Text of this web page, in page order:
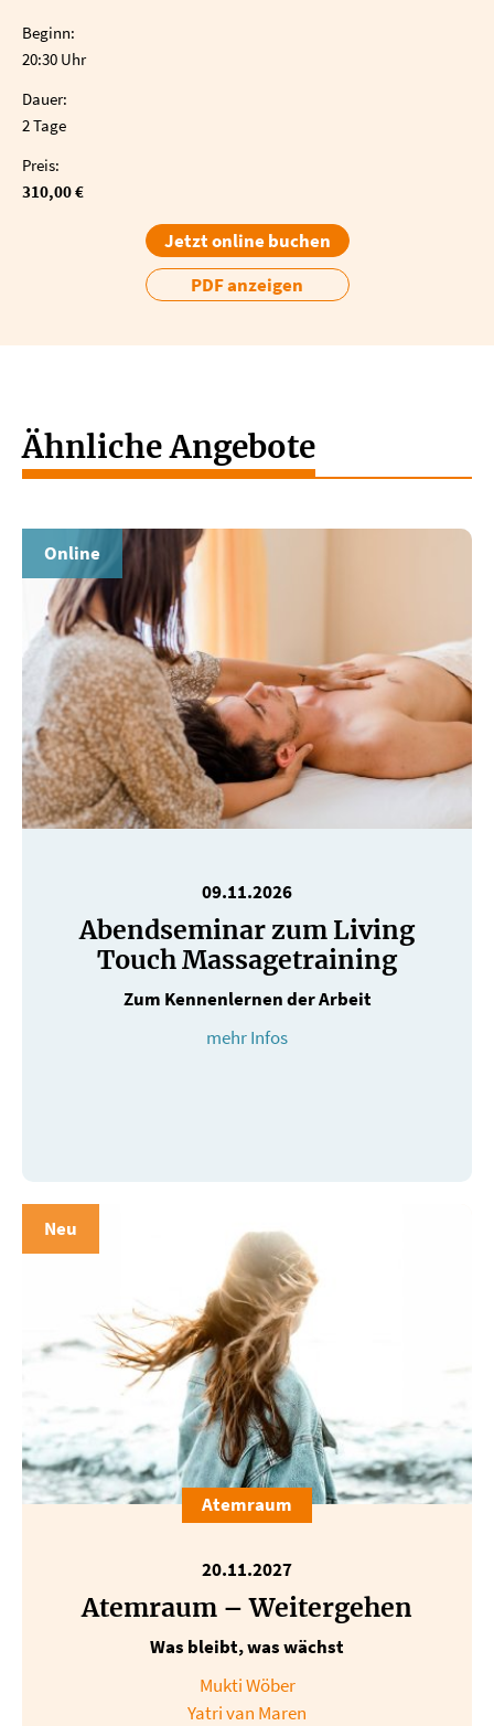
Beginn:
20:30 Uhr
Dauer:
2 Tage
Preis:
310,00 €
Jetzt online buchen
PDF anzeigen
Ähnliche Angebote
Online
09.11.2026
Abendseminar zum Living
Touch Massagetraining
Zum Kennenlernen der Arbeit
mehr Infos
Neu
Atemraum
20.11.2027
Atemraum – Weitergehen
Was bleibt, was wächst
Mukti Wöber
Yatri van Maren